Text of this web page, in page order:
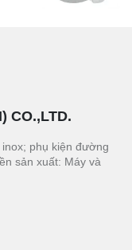
CO.,LTD.
inox; phụ kiện đường
sản xuất: Máy và